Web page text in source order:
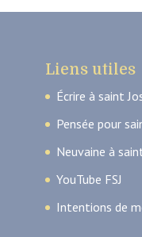
Liens utiles
Écrire à saint
Pensée pour
Neuvaine à
YouTube FSJ
Intentions de